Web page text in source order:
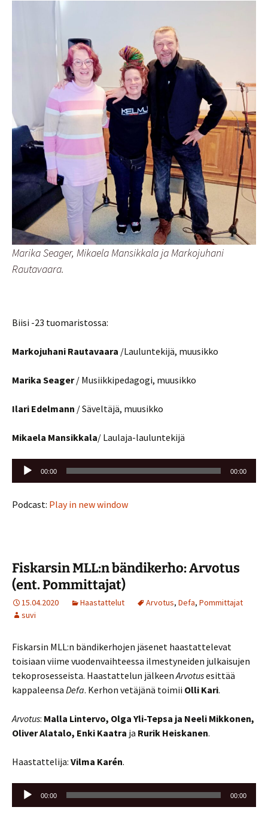
Marika Seager, Mikaela Mansikkala ja Markojuhani
Rautavaara.
Biisi -23 tuomaristossa:
Markojuhani Rautavaara /Lauluntekijä, muusikko
Marika Seager/ Musiikkipedagogi, muusikko
Ilari Edelmann / Säveltäjä, muusikko
Mikaela Mansikkala/ Laulaja-lauluntekijä
Äänitoistin
00:00 00:00
Podcast: Play in new window
Fiskarsin MLL:n bändikerho: Arvotus
(ent. Pommittajat)
15.04.2020 Haastattelut Arvotus, Defa, Pommittajat
suvi
Fiskarsin MLL:n bändikerhojen jäsenet haastattelevat
toisiaan viime vuodenvaihteessa ilmestyneiden julkaisujen
tekoprosesseista. Haastattelun jälkeenArvotusesittää
kappaleensa Defa. Kerhon vetäjänä toimii Olli Kari.
Arvotus: Malla Lintervo, Olga Yli-Tepsa ja Neeli Mikkonen,
Oliver Alatalo, Enki Kaatra ja Rurik Heiskanen.
Haastattelija: Vilma Karén.
Äänitoistin
00:00 00:00